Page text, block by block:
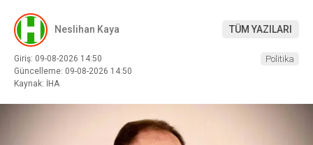
Neslihan Kaya TÜM YAZILARI
Giriş: 09-08-2026 14:50
Güncelleme: 09-08-2026 14:50
Kaynak: İHA
Politika